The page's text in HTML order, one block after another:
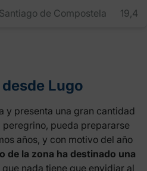
Santiago de Compostela 19,4
Lugo
y presenta una gran cantidad
pueda prepararse
años, y con motivo del año
de la zona ha destinado una
que nada tiene que envidiar al